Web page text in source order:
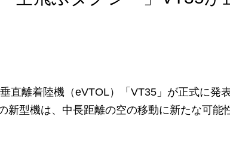
直離着陸機（eVTOL）「VT35」が正式に発表
新型機は、中長距離の空の移動に新たな可能